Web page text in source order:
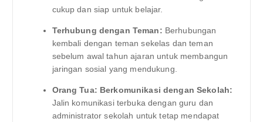
cukup dan siap untuk belajar.
Terhubung dengan Teman: Berhubungan
kembali dengan teman sekelas dan teman
sebelum awal tahun ajaran untuk membangun
jaringan sosial yang mendukung.
Orang Tua: Berkomunikasi dengan Sekolah:
Jalin komunikasi terbuka dengan guru dan
administrator sekolah untuk tetap mendapat